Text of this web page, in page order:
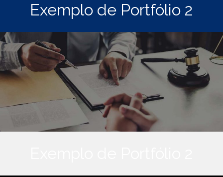
Exemplo de Portfólio 2